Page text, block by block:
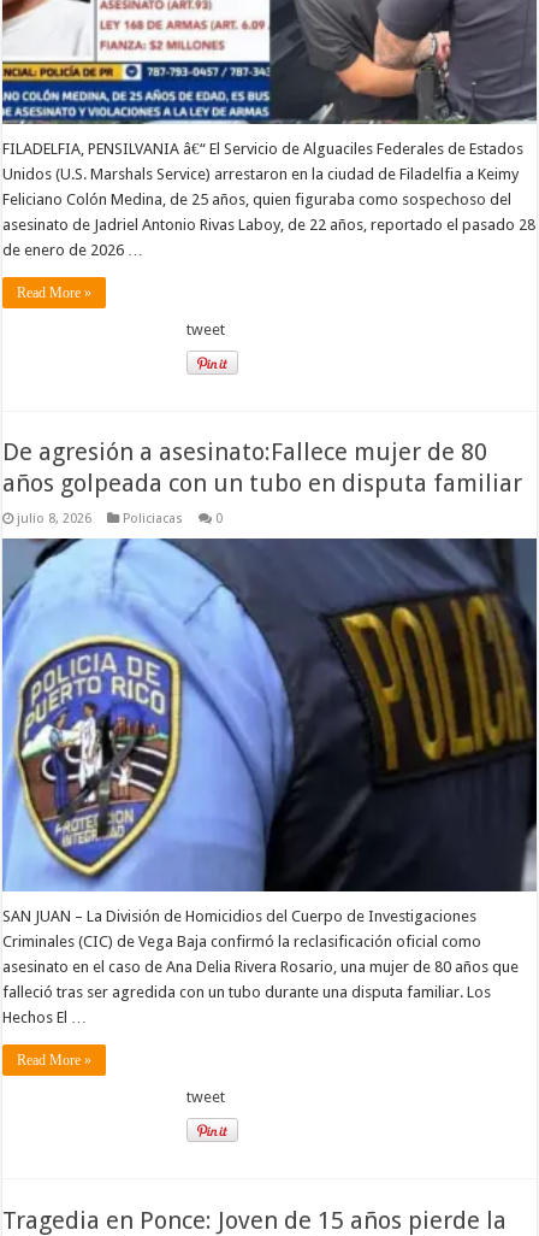
FILADELFIA, PENSILVANIA â€“ El Servicio de Alguaciles Federales de Estados
Unidos (U.S. Marshals Service) arrestaron en la ciudad de Filadelfia a Keimy
Feliciano Colón Medina, de 25 años, quien figuraba como sospechoso del
asesinato de Jadriel Antonio Rivas Laboy, de 22 años, reportado el pasado 28
de enero de 2026 …
Read More »
tweet
De agresión a asesinato:Fallece mujer de 80
años golpeada con un tubo en disputa familiar
julio 8, 2026 Policiacas 0
SAN JUAN – La División de Homicidios del Cuerpo de Investigaciones
Criminales (CIC) de Vega Baja confirmó la reclasificación oficial como
asesinato en el caso de Ana Delia Rivera Rosario, una mujer de 80 años que
falleció tras ser agredida con un tubo durante una disputa familiar. Los
Hechos El …
Read More »
tweet
Tragedia en Ponce: Joven de 15 años pierde la